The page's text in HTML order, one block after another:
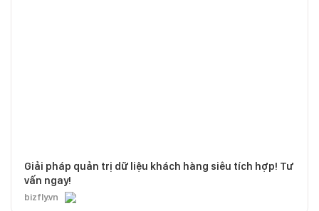
Giải pháp quản trị dữ liệu khách hàng siêu tích hợp! Tư
vấn ngay!
bizfly.vn